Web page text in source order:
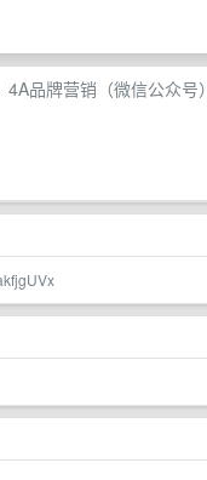
4A品牌营销（微信公众号